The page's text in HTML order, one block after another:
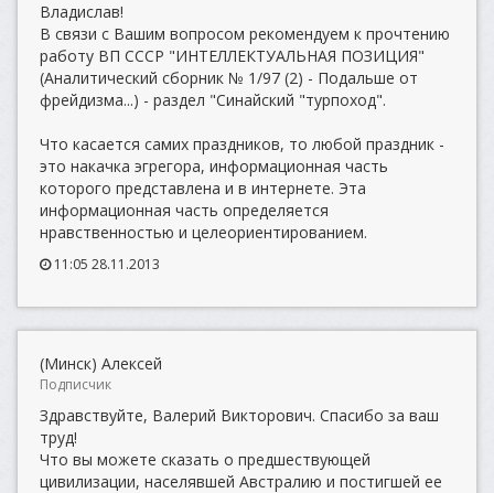
Владислав!
В связи с Вашим вопросом рекомендуем к прочтению
работу ВП СССР "ИНТЕЛЛЕКТУАЛЬНАЯ ПОЗИЦИЯ"
(Аналитический сборник № 1/97 (2) - Подальше от
фрейдизма...) - раздел "Синайский "турпоход".
Что касается самих праздников, то любой праздник -
это накачка эгрегора, информационная часть
которого представлена и в интернете. Эта
информационная часть определяется
нравственностью и целеориентированием.
11:05 28.11.2013
(Минск) Алексей
Подписчик
Здравствуйте, Валерий Викторович. Спасибо за ваш
труд!
Что вы можете сказать о предшествующей
цивилизации, населявшей Австралию и постигшей ее